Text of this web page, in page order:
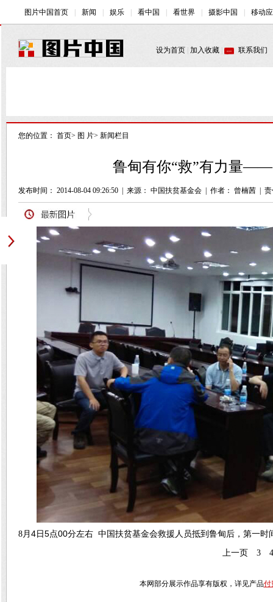
您的位置： 首页> 图 片> 新闻栏目
鲁甸有你“救”有力量——
发布时间： 2014-08-04 09:26:50 来源： 中国扶贫基金会 作者： 曾楠茜
8月 4 日 5点00分左右 中国扶贫基金会救援人员抵到鲁甸后，第一
上一页 3 4
本网部分展示作品享有版权，详见产品付